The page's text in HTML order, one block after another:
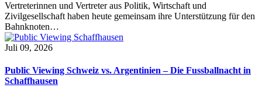
Vertreterinnen und Vertreter aus Politik, Wirtschaft und
Zivilgesellschaft haben heute gemeinsam ihre Unterstützung für den
Bahnknoten…
Juli 09, 2026
Public Viewing Schweiz vs. Argentinien – Die Fussballnacht in
Schaffhausen